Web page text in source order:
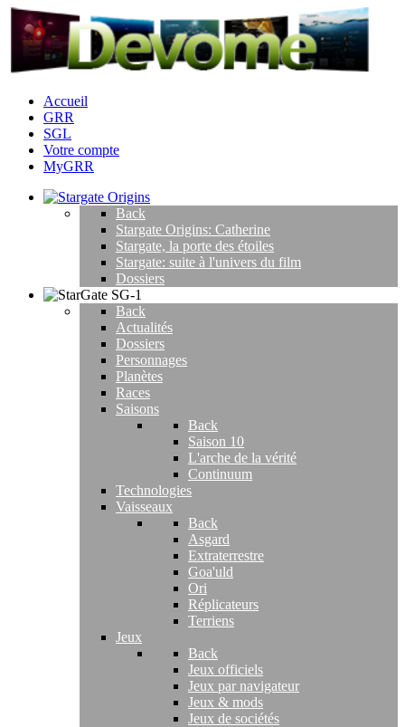
Accueil
GRR
SGL
Votre compte
MyGRR
Back
Stargate Origins: Catherine
Stargate, la porte des étoiles
Stargate: suite à l'univers du film
Dossiers
Back
Actualités
Dossiers
Personnages
Planètes
Races
Saisons
Back
Saison 10
L'arche de la vérité
Continuum
Technologies
Vaisseaux
Back
Asgard
Extraterrestre
Goa'uld
Ori
Réplicateurs
Terriens
Jeux
Back
Jeux officiels
Jeux par navigateur
Jeux & mods
Jeux de sociétés